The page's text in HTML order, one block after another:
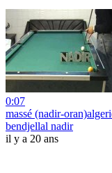
0:07
massé (nadir-
bendjellal nadir
il y a 20 ans